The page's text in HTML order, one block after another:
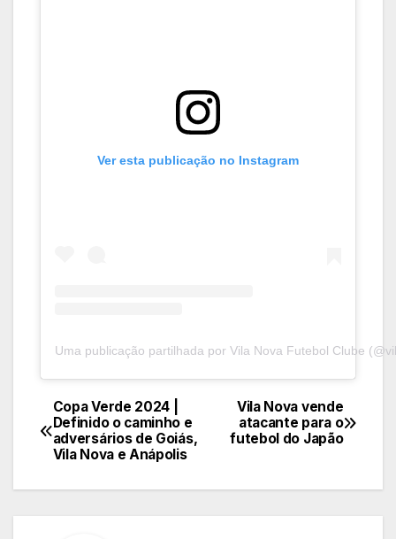
Ver esta publicação no Instagram
Uma publicação partilhada por Vila Nova Futebol Clube
Navegação
de
Post
Vila Nova vende
atacante para o
futebol do Japão
Copa Verde 2024 |
Definido o caminho e
adversários de Goiás,
Vila Nova e Anápolis